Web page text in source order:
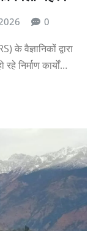
0
वैज्ञानिकों द्वारा
निर्माण कार्यों…